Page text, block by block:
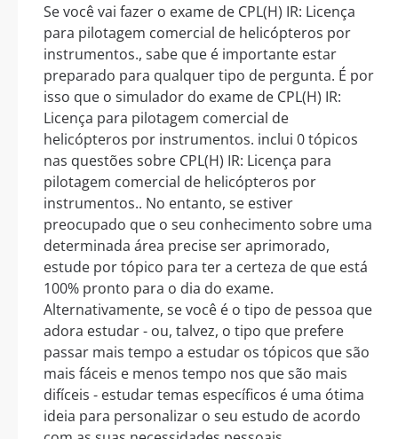
Se você vai fazer o exame de CPL(H) IR: Licença
para pilotagem comercial de helicópteros por
instrumentos., sabe que é importante estar
preparado para qualquer tipo de pergunta. É por
isso que o simulador do exame de CPL(H) IR:
Licença para pilotagem comercial de
helicópteros por instrumentos. inclui 0 tópicos
nas questões sobre CPL(H) IR: Licença para
pilotagem comercial de helicópteros por
instrumentos.. No entanto, se estiver
preocupado que o seu conhecimento sobre uma
determinada área precise ser aprimorado,
estude por tópico para ter a certeza de que está
100% pronto para o dia do exame.
Alternativamente, se você é o tipo de pessoa que
adora estudar - ou, talvez, o tipo que prefere
passar mais tempo a estudar os tópicos que são
mais fáceis e menos tempo nos que são mais
difíceis - estudar temas específicos é uma ótima
ideia para personalizar o seu estudo de acordo